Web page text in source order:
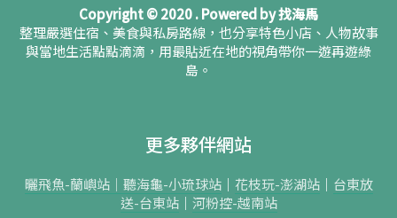
Copyright © 2020 . Powered by 找海馬
整理嚴選住宿、美食與私房路線，也分享特色小店、人物故事
與當地生活點點滴滴，用最貼近在地的視角帶你一遊再遊綠
島。
更多夥伴網站
曬飛魚-蘭嶼站｜ 聽海龜-小琉球站｜ 花枝玩-澎湖站｜ 台東放
送-台東站｜ 河粉控-越南站